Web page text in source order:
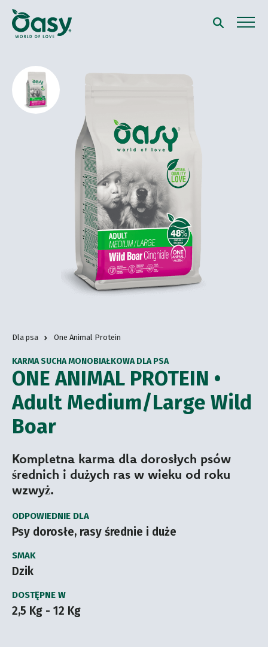
Dla psa One Animal Protein
ONE ANIMAL PROTEIN •
Adult Medium/Large Wild
Boar
KARMA SUCHA MONOBIAŁKOWA DLA PSA
Kompletna karma dla dorosłych psów
średnich i dużych ras w wieku od roku
wzwyż.
ODPOWIEDNIE DLA
Psy dorosłe, rasy średnie i duże
SMAK
Dzik
DOSTĘPNE W
2,5 Kg - 12 Kg